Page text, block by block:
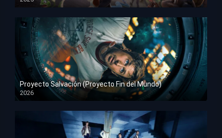
HD 1080p
Proyecto Salvación (Proyecto Fin del Mundo)
2026
HD 1080p